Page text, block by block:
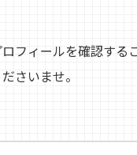
フィールを確認する
さいませ。